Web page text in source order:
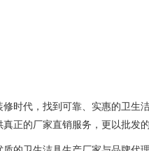
时代，找到可靠、实惠的卫生
正的厂家直销服务，更以批发